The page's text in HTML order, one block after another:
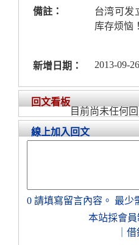
備註：
台湾可发
库存烦恼
新增日期： 2013-09-
回文看板
目前尚未任何
線上加入回文
0 請填寫留言內容。 最少
本站採會員
借